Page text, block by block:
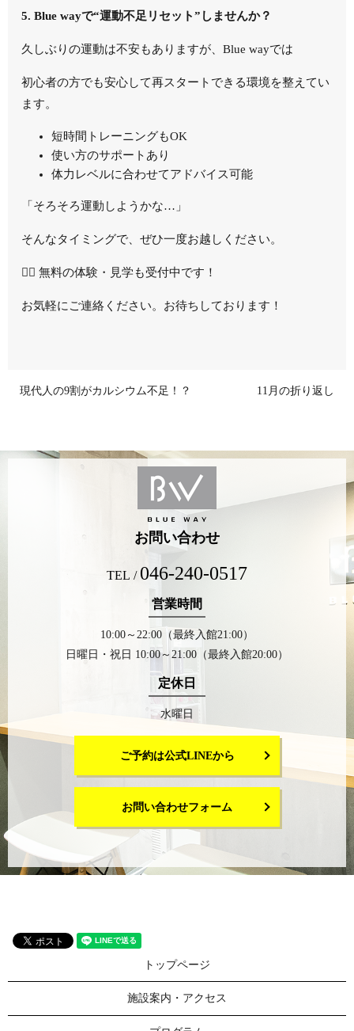
5. Blue wayで“運動不足リセット”しませんか？
久しぶりの運動は不安もありますが、Blue wayでは
初心者の方でも安心して再スタートできる環境を整えてい
ます。
短時間トレーニングもOK
使い方のサポートあり
体力レベルに合わせてアドバイス可能
「そろそろ運動しようかな…」
そんなタイミングで、ぜひ一度お越しください。
🏋️‍♀️ 無料の体験・見学も受付中です！
お気軽にご連絡ください。お待ちしております！
現代人の9割がカルシウム不足！？ 11月の折り返し
お問い合わせ
TEL / 046-240-0517
営業時間
10:00～22:00（最終入館21:00）
日曜日・祝日 10:00～21:00（最終入館20:00）
定休日
水曜日
ご予約は公式LINEから
お問い合わせフォーム
トップページ
施設案内・アクセス